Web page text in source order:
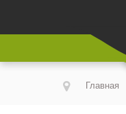
Главная